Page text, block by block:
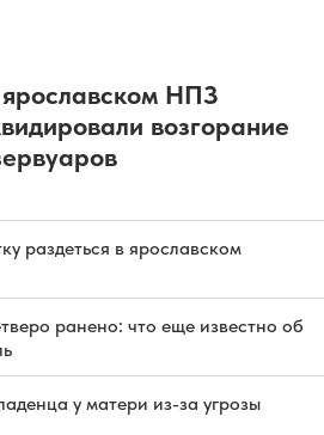
НПЗ
возгорание
раздеться в ярославском
ранено: что еще известно об
у матери из-за угрозы